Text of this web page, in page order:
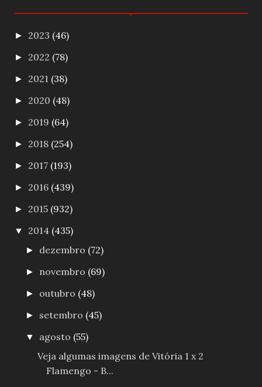
► 2023 (46)
► 2022 (78)
► 2021 (38)
► 2020 (48)
► 2019 (64)
► 2018 (254)
► 2017 (193)
► 2016 (439)
► 2015 (932)
▼ 2014 (435)
► dezembro (72)
► novembro (69)
► outubro (48)
► setembro (45)
▼ agosto (55)
Veja algumas imagens de Vitória 1 x 2
Flamengo - B...